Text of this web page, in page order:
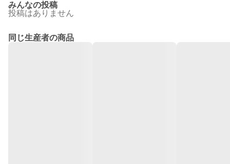
みんなの投稿
投稿はありません
同じ生産者の商品